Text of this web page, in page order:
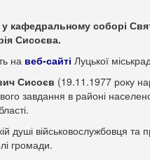
кафедральному соборі
Сисоєва.
на веб-сайті Луцької
Сисоєв (19.11.1977 року
завдання в районі
душі військовослужбовця та
громади.